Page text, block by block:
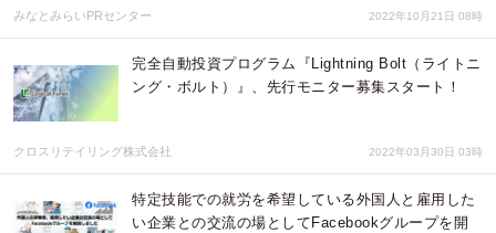
みなとみらいPRセンター 2022年10月21日 08時
完全自動投資プログラム『Lightning Bolt（ライトニ
ング・ボルト）』、先行モニター募集スタート！
クロスリテイリング株式会社 2022年03月30日 03時
​特定技能での就労を希望している外国人と雇用した
い企業との交流の場としてFacebookグループを開